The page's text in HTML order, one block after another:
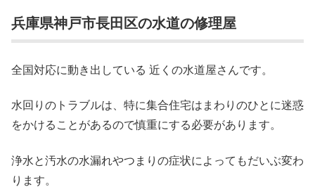
兵庫県神戸市長田区の水道の修理屋
全国対応に動き出している 近くの水道屋さんです。
水回りのトラブルは、特に集合住宅はまわりのひとに迷惑
をかけることがあるので慎重にする必要があります。
浄水と汚水の水漏れやつまりの症状によってもだいぶ変わ
ります。